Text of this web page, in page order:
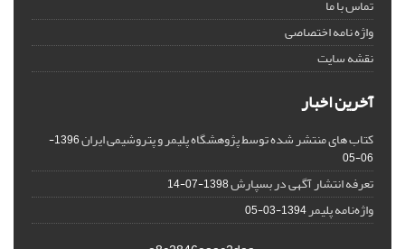
تماس با ما
واژه نامه اختصاصی
نقشه سایت
آخرین اخبار
کتاب های منتشر شده توسط پژوهشگاه پلیمر و پتروشیمی ایران
1396-
06-05
تعرفه انتشار آگهی در بسپارش1398-07-14
واژه‌نامه پلیمر1394-03-05